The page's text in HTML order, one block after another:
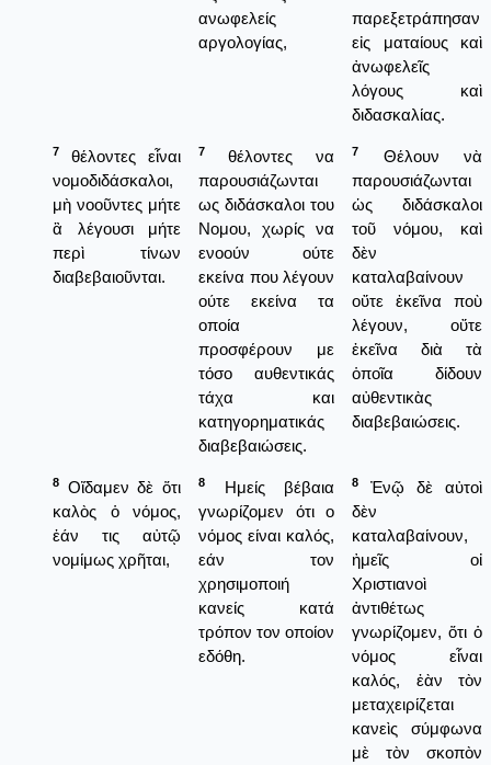
ανωφελείς
αργολογίας,
παρεξετράπησαν
εἰς ματαίους καὶ
ἀνωφελεῖς
λόγους καὶ
διδασκαλίας.
7
θέλοντες εἶναι
νομοδιδάσκαλοι,
μὴ νοοῦντες μήτε
ἃ λέγουσι μήτε
περὶ τίνων
διαβεβαιοῦνται.
7
θέλοντες να
παρουσιάζωνται
ως διδάσκαλοι του
Νομου, χωρίς να
ενοούν ούτε
εκείνα που λέγουν
ούτε εκείνα τα
οποία
προσφέρουν με
τόσο αυθεντικάς
τάχα και
κατηγορηματικάς
διαβεβαιώσεις.
7
Θέλουν νὰ
παρουσιάζωνται
ὡς διδάσκαλοι
τοῦ νόμου, καὶ
δὲν
καταλαβαίνουν
οὔτε ἐκεῖνα ποὺ
λέγουν, οὔτε
ἐκεῖνα διὰ τὰ
ὁποῖα δίδουν
αὐθεντικὰς
διαβεβαιώσεις.
8
Οἴδαμεν δὲ ὅτι
καλὸς ὁ νόμος,
ἐάν τις αὐτῷ
νομίμως χρῆται,
8
Ημείς βέβαια
γνωρίζομεν ότι ο
νόμος είναι καλός,
εάν τον
χρησιμοποιή
κανείς κατά
τρόπον τον οποίον
εδόθη.
8
Ἐνῷ δὲ αὐτοὶ
δὲν
καταλαβαίνουν,
ἠμεῖς οἰ
Χριστιανοὶ
ἀντιθέτως
γνωρίζομεν, ὅτι ὁ
νόμος εἶναι
καλός, ἐὰν τὸν
μεταχειρίζεται
κανεὶς σύμφωνα
μὲ τὸν σκοπὸν